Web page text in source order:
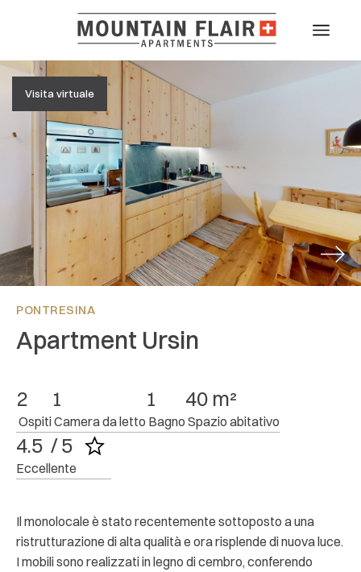
Visita virtuale
Next
PONTRESINA
Apartment Ursin
2
Ospiti
1
Camera da letto
1
Bagno
40 m²
Spazio abitativo
4.5  / 5
Eccellente
Il monolocale è stato recentemente sottoposto a una
ristrutturazione di alta qualità e ora risplende di nuova luce.
I mobili sono realizzati in legno di cembro, conferendo